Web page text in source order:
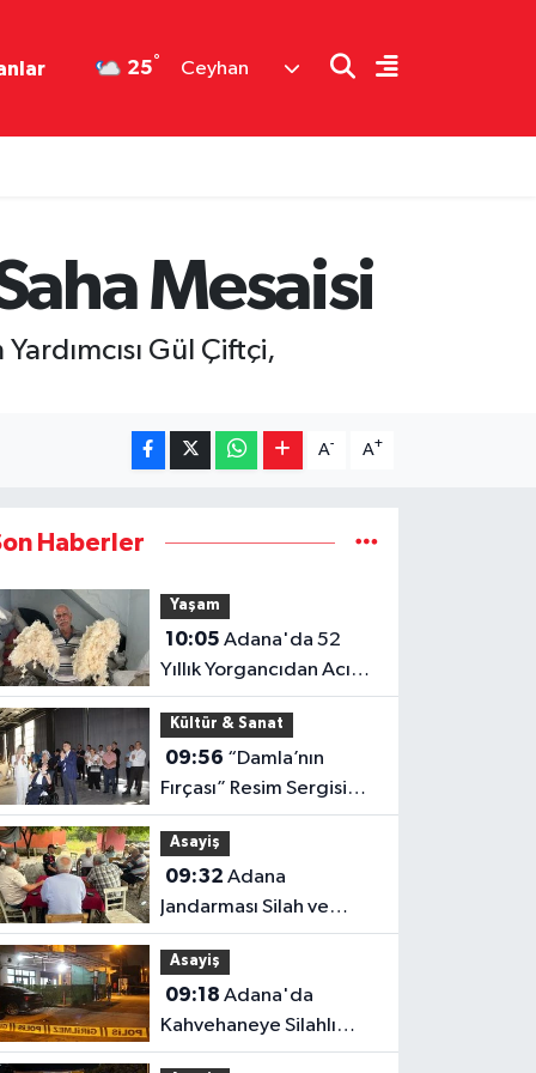
25° Ceyhan
Mesaisi
Gül Çiftçi,
A- A+
Haberler
Yaşam
10:05
Yıllık Yorgancıdan Acı
Reçete "Mesleğimiz
Yok Olma Noktasına
Geldi"
Kültür & Sanat
09:56
Fırçası” Resim Sergisi
Sanatseverlerden
Yoğun İlgi Gördü
Asayiş
09:32
Jandarması Silah ve
Bireysel Silahlanmaya
Karşı Sahada
Asayiş
09:18
Kahvehaneye Silahlı
Saldırı: 3 Yaralı